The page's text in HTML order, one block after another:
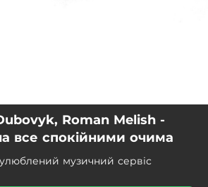
Roman Melish -
все спокійними очима
музичний сервіс